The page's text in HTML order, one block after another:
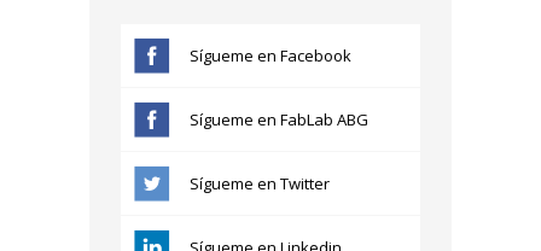
Sígueme en Facebook
Sígueme en FabLab ABG
Sígueme en Twitter